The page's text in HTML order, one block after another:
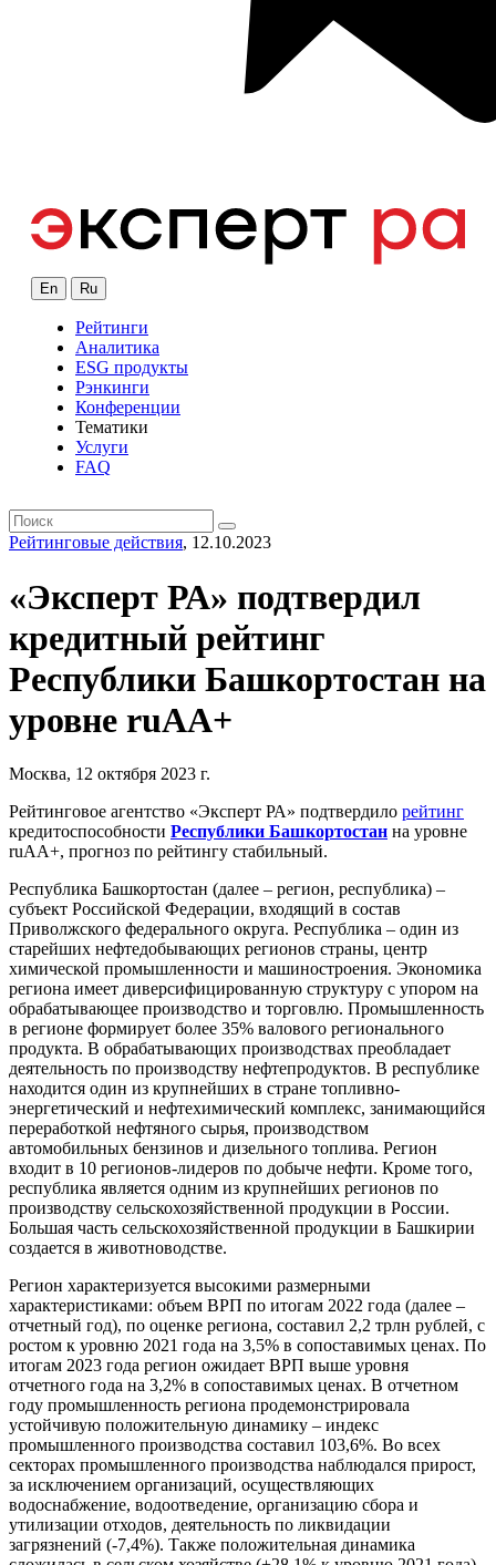
En Ru
Рейтинги
Аналитика
ESG продукты
Рэнкинги
Конференции
Тематики
Услуги
FAQ
Рейтинговые действия, 12.10.2023
«Эксперт РА» подтвердил
кредитный рейтинг
Республики Башкортостан на
уровне ruАА+
Москва, 12 октября 2023 г.
Рейтинговое агентство «Эксперт РА» подтвердило рейтинг
кредитоспособности Республики Башкортостан на уровне
ruАА+, прогноз по рейтингу стабильный.
Республика Башкортостан (далее – регион, республика) –
субъект Российской Федерации, входящий в состав
Приволжского федерального округа. Республика – один из
старейших нефтедобывающих регионов страны, центр
химической промышленности и машиностроения. Экономика
региона имеет диверсифицированную структуру с упором на
обрабатывающее производство и торговлю. Промышленность
в регионе формирует более 35% валового регионального
продукта. В обрабатывающих производствах преобладает
деятельность по производству нефтепродуктов. В республике
находится один из крупнейших в стране топливно-
энергетический и нефтехимический комплекс, занимающийся
переработкой нефтяного сырья, производством
автомобильных бензинов и дизельного топлива. Регион
входит в 10 регионов-лидеров по добыче нефти. Кроме того,
республика является одним из крупнейших регионов по
производству сельскохозяйственной продукции в России.
Большая часть сельскохозяйственной продукции в Башкирии
создается в животноводстве.
Регион характеризуется высокими размерными
характеристиками: объем ВРП по итогам 2022 года (далее –
отчетный год), по оценке региона, составил 2,2 трлн рублей, с
ростом к уровню 2021 года на 3,5% в сопоставимых ценах. По
итогам 2023 года регион ожидает ВРП выше уровня
отчетного года на 3,2% в сопоставимых ценах. В отчетном
году промышленность региона продемонстрировала
устойчивую положительную динамику – индекс
промышленного производства составил 103,6%. Во всех
секторах промышленного производства наблюдался прирост,
за исключением организаций, осуществляющих
водоснабжение, водоотведение, организацию сбора и
утилизации отходов, деятельность по ликвидации
загрязнений (-7,4%). Также положительная динамика